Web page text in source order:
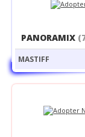
PANORAMIX
MASTIFF